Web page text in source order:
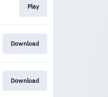
Play
Download
Download